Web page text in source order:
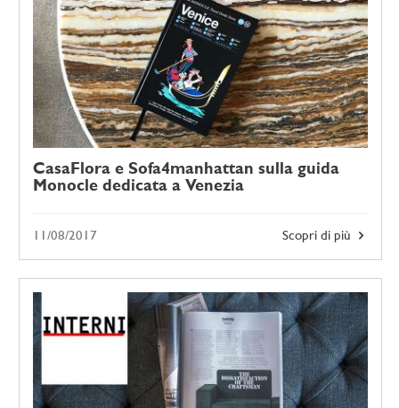
CasaFlora e Sofa4manhattan sulla guida
Monocle dedicata a Venezia
Scopri di più
11/08/2017